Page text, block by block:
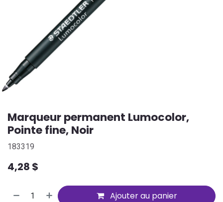
Marqueur permanent Lumocolor,
Pointe fine, Noir
183319
4,28 $
Ajouter au panier